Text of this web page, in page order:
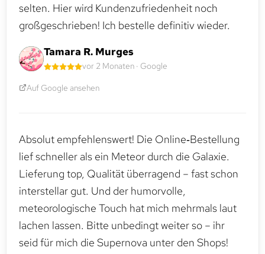
selten. Hier wird Kundenzufriedenheit noch
großgeschrieben! Ich bestelle definitiv wieder.
Tamara R. Murges
vor 2 Monaten · Google
Auf Google ansehen
Absolut empfehlenswert! Die Online‑Bestellung
lief schneller als ein Meteor durch die Galaxie.
Lieferung top, Qualität überragend – fast schon
interstellar gut. Und der humorvolle,
meteorologische Touch hat mich mehrmals laut
lachen lassen. Bitte unbedingt weiter so – ihr
seid für mich die Supernova unter den Shops!